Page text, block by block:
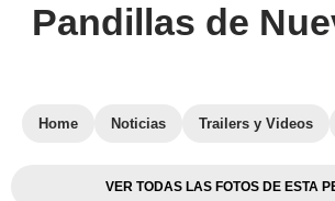
Pandillas de
Home Noticias Trailers y Videos
VER TODAS LAS FOTOS DE ESTA